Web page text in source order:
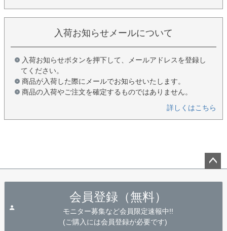
入荷お知らせメールについて
入荷お知らせボタンを押下して、メールアドレスを登録し
てください。
商品が入荷した際にメールでお知らせいたします。
商品の入荷やご注文を確定するものではありません。
詳しくはこちら
会員登録（無料）
モニター募集など会員限定速報中!!
(ご購入には会員登録が必要です)